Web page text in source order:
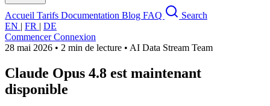
Accueil Tarifs Documentation Blog FAQ
Search
EN | FR | DE
CommencerConnexion
28 mai 2026 • 2 min de lecture • AI Data Stream Team
Claude Opus 4.8 est maintenant
disponible